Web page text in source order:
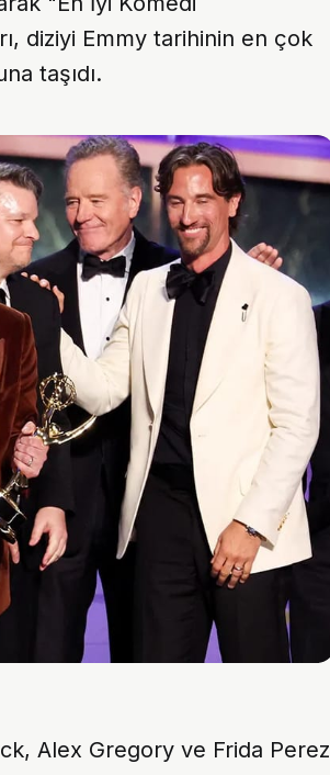
diziyi Emmy tarihinin en çok
taşıdı.
Alex Gregory ve Frida Perez